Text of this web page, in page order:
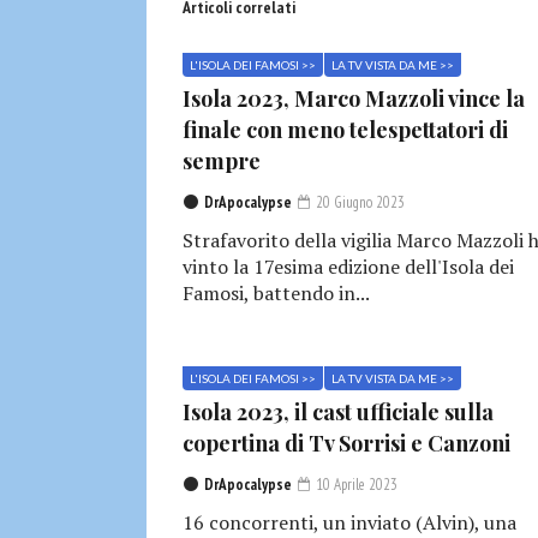
Articoli correlati
L'ISOLA DEI FAMOSI >> LA TV VISTA DA ME >>
Isola 2023, Marco Mazzoli vince la
finale con meno telespettatori di
sempre
DrApocalypse 20 Giugno 2023
Strafavorito della vigilia Marco Mazzoli
vinto la 17esima edizione dell'Isola dei
Famosi, battendo in...
L'ISOLA DEI FAMOSI >> LA TV VISTA DA ME >>
Isola 2023, il cast ufficiale sulla
copertina di Tv Sorrisi e Canzoni
DrApocalypse 10 Aprile 2023
16 concorrenti, un inviato (Alvin), una